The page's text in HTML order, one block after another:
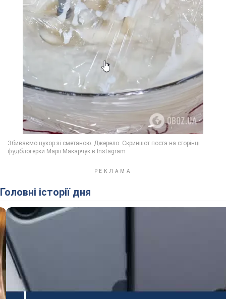
Головні історії дня